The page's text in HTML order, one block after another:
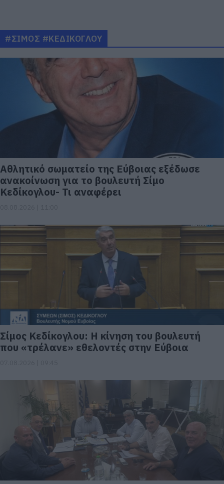
#ΣΙΜΟΣ #ΚΕΔΙΚΟΓΛΟΥ
Αθλητικό σωματείο της Εύβοιας εξέδωσε
ανακοίνωση για το βουλευτή Σίμο
Κεδίκογλου- Τι αναφέρει
Σίμος Κεδίκογλου: Η κίνηση του βουλευτή
που «τρέλανε» εθελοντές στην Εύβοια